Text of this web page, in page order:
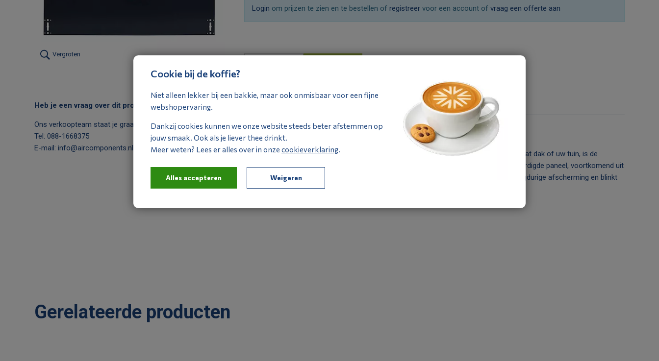
Vergroten
Login om prijzen te zien en te bestellen of registreer voor een account of vraag een offerte aan
Omschrijving
Bij een vrijstaande opstelling van de Qventi basisomkasting, denk aan locaties als een plat dak of uw tuin, is de
integratie van een passend achterpaneel een verstandige keuze. Dit met precisie vervaardigde paneel, voortkomend uit
kwalitatief aluminium en veredeld met een dubbelzijdige poedercoating, belooft een langdurige afscherming en blinkt
daarnaast uit in installatiegemak.
Heb je een vraag over dit product?
Ons verkoopteam staat je graag te woord:
Tel: 088-1668375
E-mail: info@aircomponents.nl
Gerelateerde producten
Cookie bij de koffie?
Niet alleen lekker bij een bakkie, maar ook onmisbaar voor een fijne
webshopervaring.
Dankzij cookies kunnen we onze website steeds beter afstemmen op
jouw smaak. Ook als je liever thee drinkt.
Meer weten? Lees er alles over in onze cookieverklaring.
Alles accepteren Weigeren